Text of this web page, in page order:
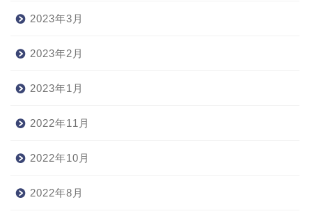
2023年3月
2023年2月
2023年1月
2022年11月
2022年10月
2022年8月